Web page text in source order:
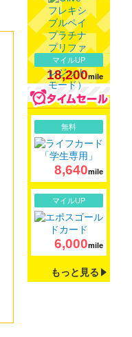
マイルUP
18,200mile
無料
8,640mile
マイルUP
6,000mile
もっと見る